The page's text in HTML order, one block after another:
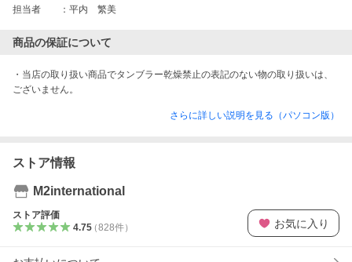
担当者　　：平内　繁美
商品の保証について
・当店の取り扱い商品でタンブラー乾燥禁止の表記のない物の取り扱いは、
ございません。
さらに詳しい説明を見る（パソコン版）
ストア情報
M2international
ストア評価
4.75（828件） お気に入り